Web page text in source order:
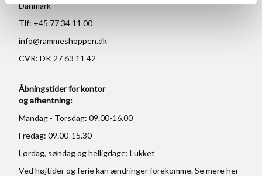
Danmark
Tlf: +45 77 34 11 00
info@rammeshoppen.dk
CVR: DK 27 63 11 42
Åbningstider for kontor
og afhentning:
Mandag - Torsdag: 09.00-16.00
Fredag: 09.00-15.30
Lørdag, søndag og helligdage: Lukket
Ved højtider og ferie kan ændringer forekomme. Se mereher